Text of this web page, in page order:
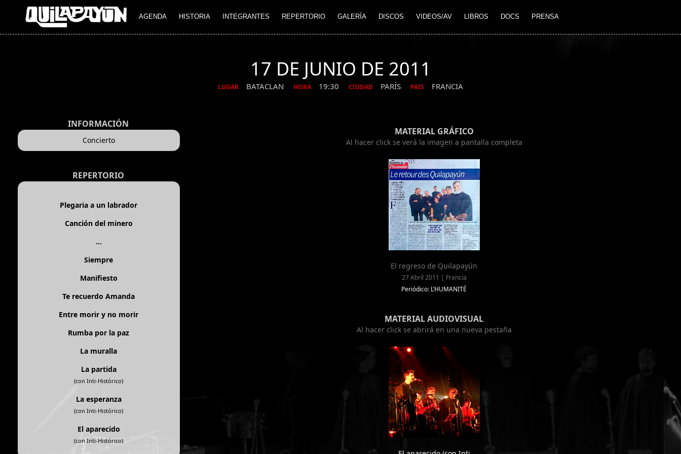
AGENDA HISTORIA INTEGRANTES REPERTORIO GALERÍA DISCOS VIDEOS/AV LIBROS DOCS PRENSA
17 DE JUNIO DE 2011
LUGAR BATACLAN HORA 19:30 CIUDAD PARÍS PAIS FRANCIA
INFORMACIÓN
Concierto
REPERTORIO
Plegaria a un labrador
Canción del minero
...
Siempre
Manifiesto
Te recuerdo Amanda
Entre morir y no morir
Rumba por la paz
La muralla
La partida
(con Inti-Histórico)
La esperanza
(con Inti-Histórico)
El aparecido
(con Inti-Histórico)
MATERIAL GRÁFICO
Al hacer click se verá la imagen a pantalla completa
El regreso de Quilapayún
27 Abril 2011 | Francia
Periódico: L’HUMANITÉ
MATERIAL AUDIOVISUAL
Al hacer click se abrirá en una nueva pestaña